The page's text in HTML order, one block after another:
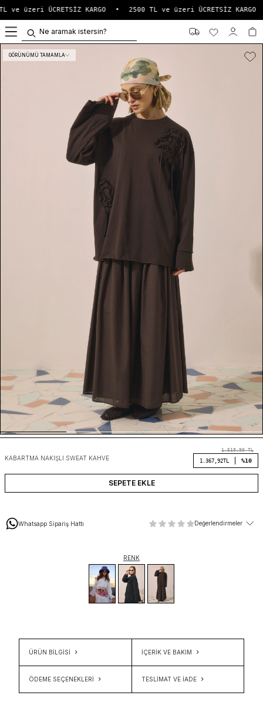
ve üzeri ÜCRETSİZ KARGO 2500 TL ve üzeri ÜCRETSİZ KARGO
GÖRÜNÜMÜ TAMAMLA
KABARTMA NAKIŞLI SWEAT KAHVE
1.519,90TL
1.367,92TL %10
SEPETE EKLE
Whatsapp Sipariş Hattı Değerlendirmeler
RENK
ÜRÜN BİLGİSİ İÇERIK VE BAKIM
ÖDEME SEÇENEKLERI TESLIMAT VE İADE